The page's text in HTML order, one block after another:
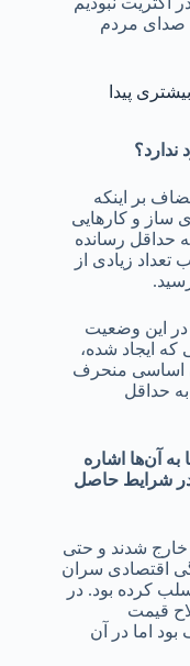
صدای مردم
پیدا
ندارد؟
بر اینکه
ساز و کارهایی
حداقل رسانده
زیادی از
این وضعیت
که ایجاد شده،
اساسی منحرف
حداقل
به آن‌ها اشاره
در شرایط حاصل
خارج شدند و حتی
اقتصادی سران
کرده بود. در
قیمت
اما در آن